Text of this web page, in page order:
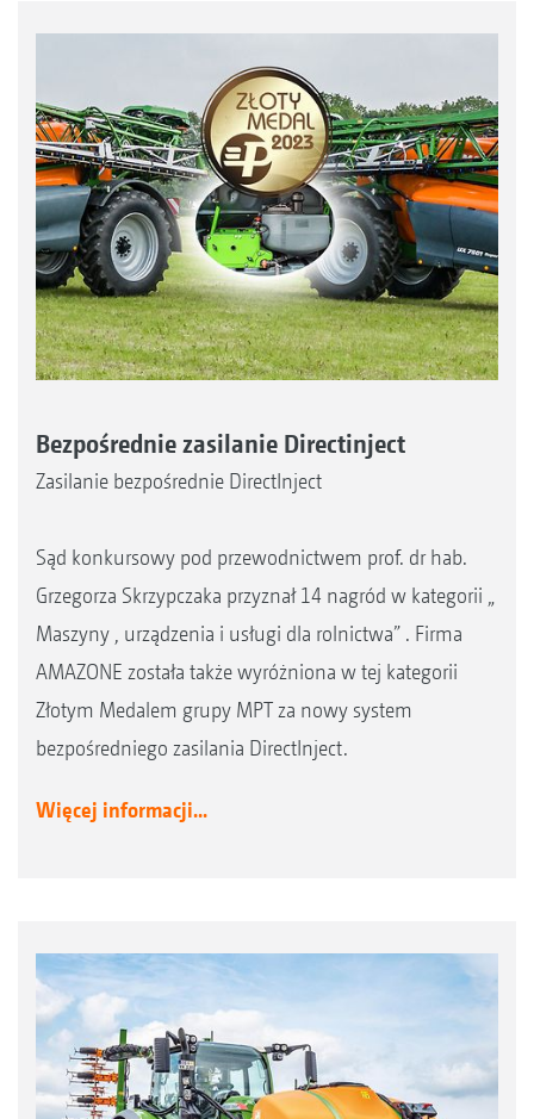
Bezpośrednie zasilanie Directinject
Zasilanie bezpośrednie DirectInject
Sąd konkursowy pod przewodnictwem prof. dr hab.
Grzegorza Skrzypczaka przyznał 14 nagród w kategorii „
Maszyny , urządzenia i usługi dla rolnictwa” . Firma
AMAZONE została także wyróżniona w tej kategorii
Złotym Medalem grupy MPT za nowy system
bezpośredniego zasilania DirectInject.
Więcej informacji...